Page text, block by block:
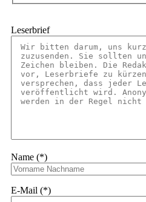
Leserbrief
Name (*)
E-Mail (*)